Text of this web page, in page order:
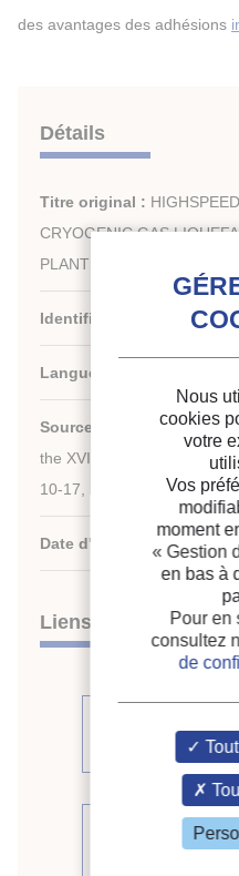
des avantages des adhésions
Détails
Titre original :
CRYOGENIC GAS
PLANTS.
Identifiant de la fiche :
Langues :
Source :
New challenges
the XVIIIth International
10-17, 1991, Montreal,
Date d'édition : 10/08/1991
Liens
même
Voir le
Nous
cookies
votre
Vos
moment
« Gestion
en bas à
Pour en
consultez
de